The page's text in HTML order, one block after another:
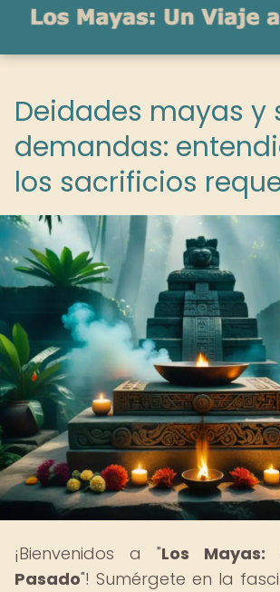
Deidades mayas y
demandas:
los sacrificios
¡Bienvenidos a "Los
Pasado"! Sumérgete en la